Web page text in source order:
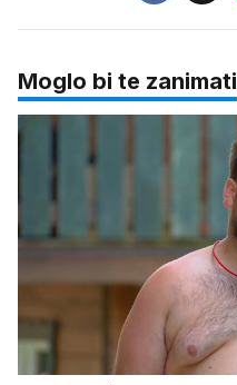
Moglo bi te zanimati